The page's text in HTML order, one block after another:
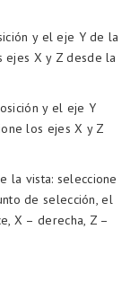
y el eje Y de la
X y Z desde la
y el eje Y
los ejes X y Z
la vista: seleccione
de selección, el
X – derecha, Z –